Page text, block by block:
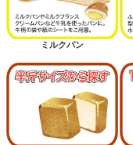
ミルクパン